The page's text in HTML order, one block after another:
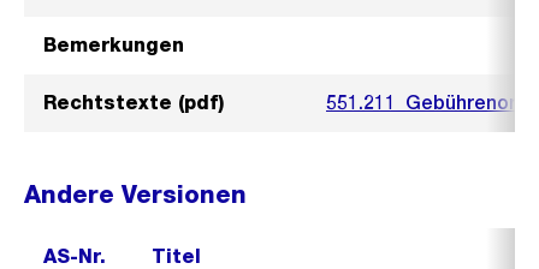
Bemerkungen
Rechtstexte (pdf)
Andere Versionen
AS-Nr. Titel